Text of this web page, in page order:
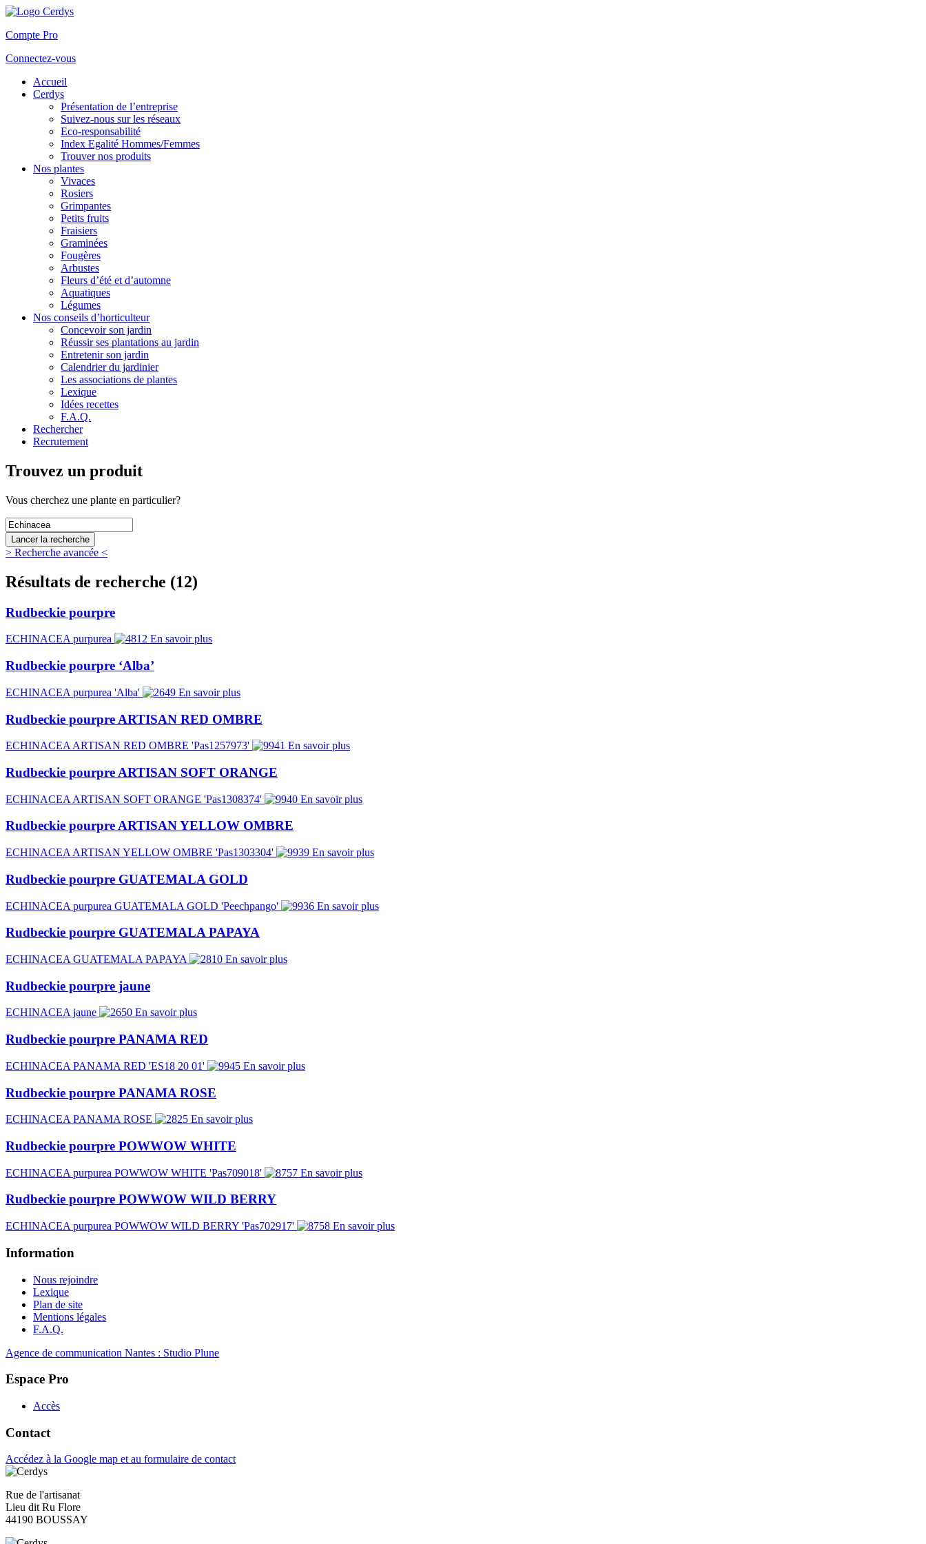
Compte Pro
Connectez-vous
Accueil
Cerdys
Présentation de l’entreprise
Suivez-nous sur les réseaux
Eco-responsabilité
Index Egalité Hommes/Femmes
Trouver nos produits
Nos plantes
Vivaces
Rosiers
Grimpantes
Petits fruits
Fraisiers
Graminées
Fougères
Arbustes
Fleurs d’été et d’automne
Aquatiques
Légumes
Nos conseils d’horticulteur
Concevoir son jardin
Réussir ses plantations au jardin
Entretenir son jardin
Calendrier du jardinier
Les associations de plantes
Lexique
Idées recettes
F.A.Q.
Rechercher
Recrutement
Trouvez un produit
Vous cherchez une plante en particulier?
> Recherche avancée <
Résultats de recherche (12)
Rudbeckie pourpre
ECHINACEA purpurea En savoir plus
Rudbeckie pourpre ‘Alba’
ECHINACEA purpurea 'Alba' En savoir plus
Rudbeckie pourpre ARTISAN RED OMBRE
ECHINACEA ARTISAN RED OMBRE 'Pas1257973' En savoir plus
Rudbeckie pourpre ARTISAN SOFT ORANGE
ECHINACEA ARTISAN SOFT ORANGE 'Pas1308374' En savoir plus
Rudbeckie pourpre ARTISAN YELLOW OMBRE
ECHINACEA ARTISAN YELLOW OMBRE 'Pas1303304' En savoir plus
Rudbeckie pourpre GUATEMALA GOLD
ECHINACEA purpurea GUATEMALA GOLD 'Peechpango' En savoir plus
Rudbeckie pourpre GUATEMALA PAPAYA
ECHINACEA GUATEMALA PAPAYA En savoir plus
Rudbeckie pourpre jaune
ECHINACEA jaune En savoir plus
Rudbeckie pourpre PANAMA RED
ECHINACEA PANAMA RED 'ES18 20 01' En savoir plus
Rudbeckie pourpre PANAMA ROSE
ECHINACEA PANAMA ROSE En savoir plus
Rudbeckie pourpre POWWOW WHITE
ECHINACEA purpurea POWWOW WHITE 'Pas709018' En savoir plus
Rudbeckie pourpre POWWOW WILD BERRY
ECHINACEA purpurea POWWOW WILD BERRY 'Pas702917' En savoir plus
Information
Nous rejoindre
Lexique
Plan de site
Mentions légales
F.A.Q.
Agence de communication Nantes : Studio Plune
Espace Pro
Accès
Contact
Accédez à la Google map et au formulaire de contact
Rue de l'artisanat
Lieu dit Ru Flore
44190 BOUSSAY